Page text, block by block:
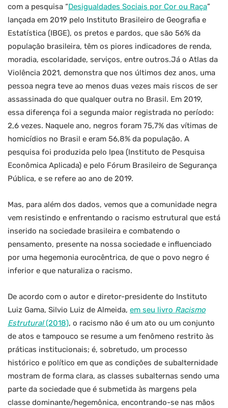
com a pesquisa “Desigualdades Sociais por Cor ou Raça”
lançada em 2019 pelo Instituto Brasileiro de Geografia e
Estatística (IBGE), os pretos e pardos, que são 56% da
população brasileira, têm os piores indicadores de renda,
moradia, escolaridade, serviços, entre outros.Já o Atlas da
Violência 2021, demonstra que nos últimos dez anos, uma
pessoa negra teve ao menos duas vezes mais riscos de ser
assassinada do que qualquer outra no Brasil. Em 2019,
essa diferença foi a segunda maior registrada no período:
2,6 vezes. Naquele ano, negros foram 75,7% das vítimas de
homicídios no Brasil e eram 56,8% da população. A
pesquisa foi produzida pelo Ipea (Instituto de Pesquisa
Econômica Aplicada) e pelo Fórum Brasileiro de Segurança
Pública, e se refere ao ano de 2019.
Mas, para além dos dados, vemos que a comunidade negra
vem resistindo e enfrentando o racismo estrutural que está
inserido na sociedade brasileira e combatendo o
pensamento, presente na nossa sociedade e influenciado
por uma hegemonia eurocêntrica, de que o povo negro é
inferior e que naturaliza o racismo.
De acordo com o autor e diretor-presidente do Instituto
Luiz Gama, Silvio Luiz de Almeida, em seu livro Racismo
Estrutural(2018), o racismo não é um ato ou um conjunto
de atos e tampouco se resume a um fenômeno restrito às
práticas institucionais; é, sobretudo, um processo
histórico e político em que as condições de subalternidade
mostram de forma clara, as classes subalternas sendo uma
parte da sociedade que é submetida às margens pela
classe dominante/hegemônica, encontrando-se nas mãos